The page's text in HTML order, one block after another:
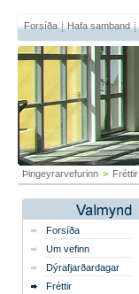
Forsíða Hafa samband
Þingeyrarvefurinn > Fréttir
Forsíða
Um vefinn
Dýrafjarðardagar
Fréttir